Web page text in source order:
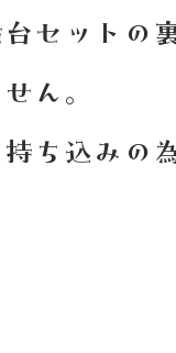
台セットの
ん。
持ち込みの